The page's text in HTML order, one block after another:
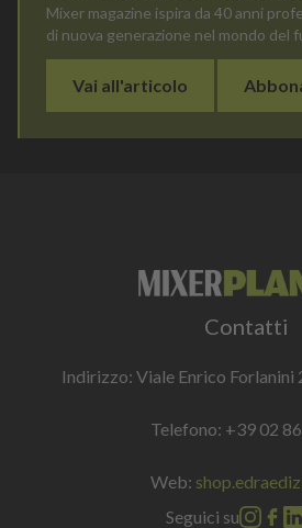
Mixer magazine ispira da 40 anni
di nuova generazione nel mondo del
Vai all'articolo
Contatti
Indirizzo: Viale Enrico Forlanini
Telefono: +39 02
Web:
Seguici su